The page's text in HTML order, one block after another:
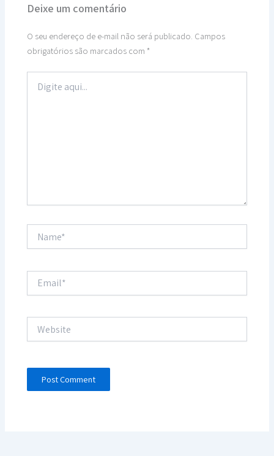
Deixe um comentário
O seu endereço de e-mail não será publicado. Campos
obrigatórios são marcados com*
aqui...